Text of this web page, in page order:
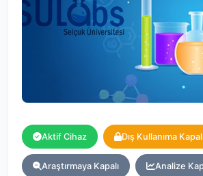
Aktif Cihaz Dış Kullanıma
Araştırmaya Kapalı Analize